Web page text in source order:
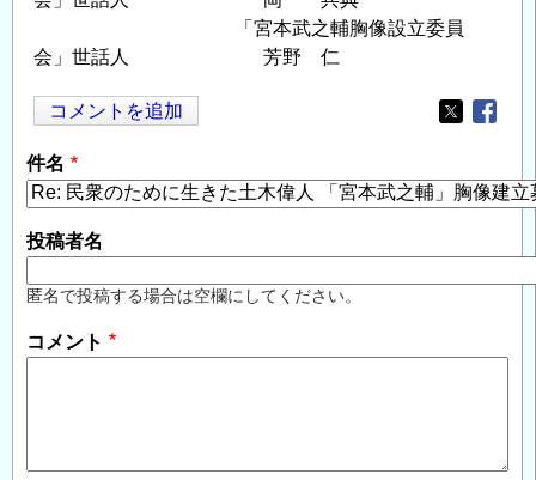
「宮本武之輔胸像設立委員
会」世話人 芳野 仁
コメントを追加
Opens in
件名
投稿者名
匿名で投稿する場合は空欄にしてください。
コメント